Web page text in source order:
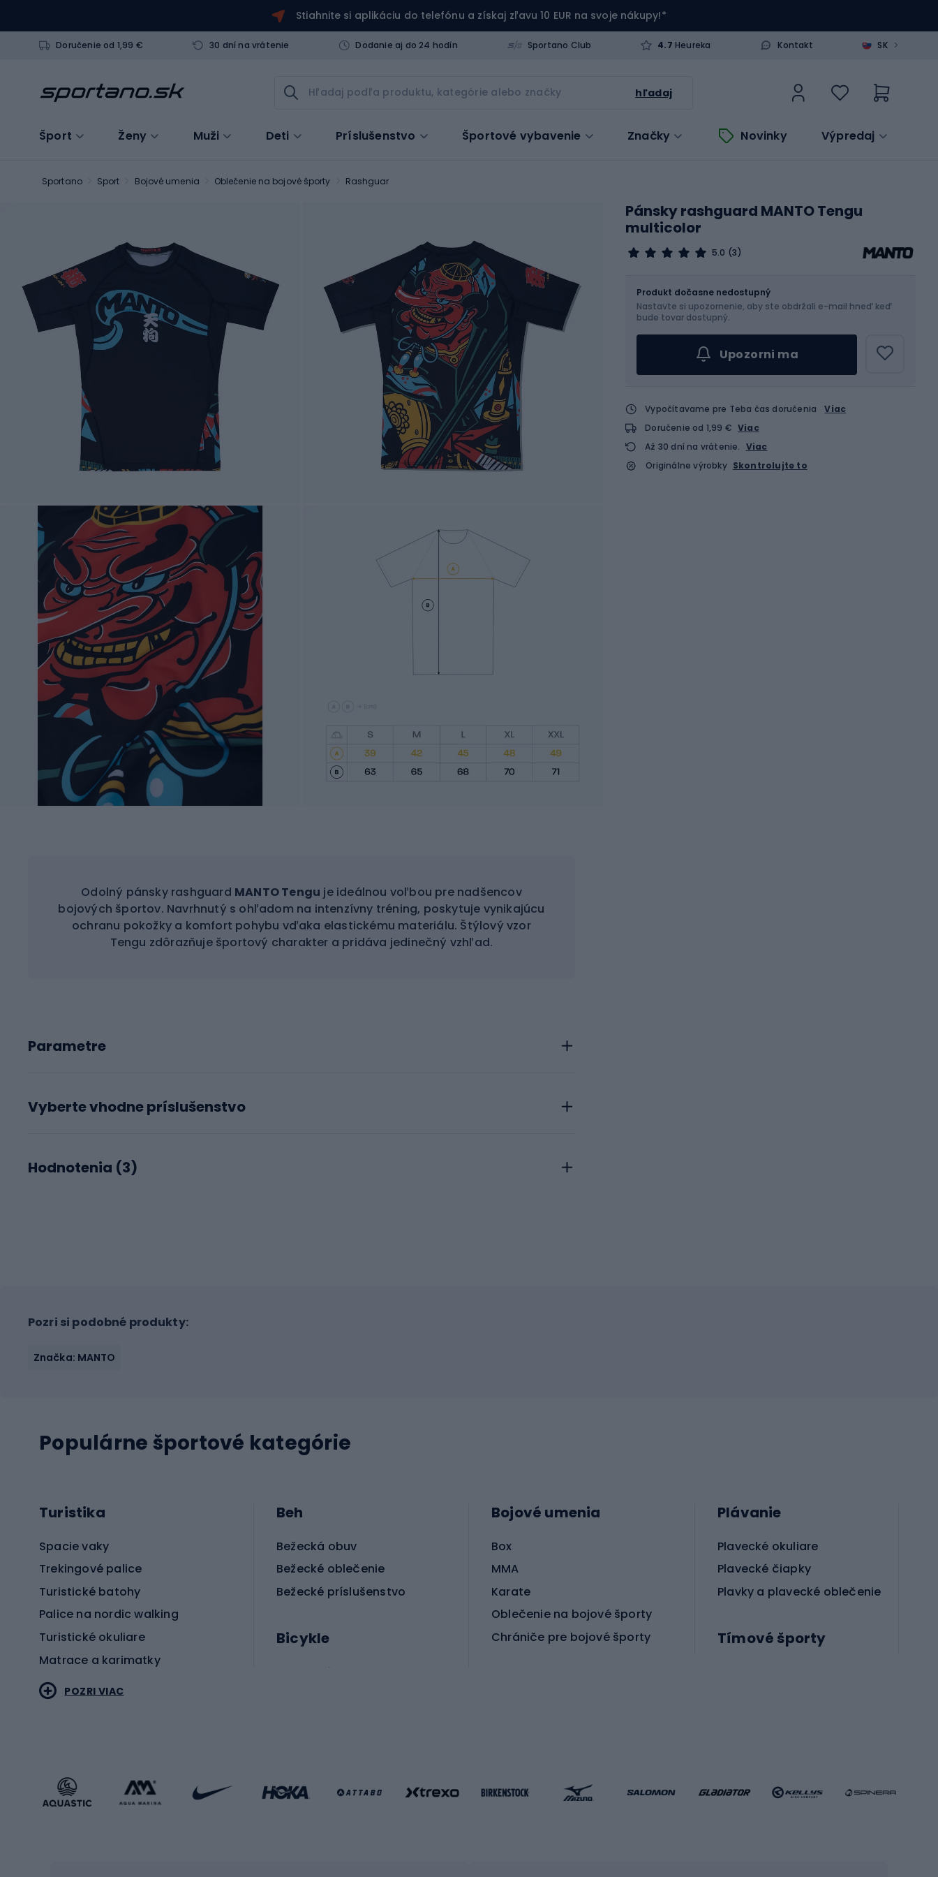
Stiahnite si aplikáciu do telefónu a získaj zľavu 10 EUR na svoje nákupy!*
Doručenie od 1,99 € 30 dní na vrátenie Dodanie aj do 24 hodín Sportano Club 4.7 Heureka Kontakt SK >
hľadaj
Šport Ženy Muži Deti Príslušenstvo Športové vybavenie Značky Novinky Výpredaj
Sportano Sport Bojové umenia Oblečenie na bojové športy Rashguar
Odolný pánsky rashguard MANTO Tengu je ideálnou voľbou pre nadšencov
bojových športov. Navrhnutý s ohľadom na intenzívny tréning, poskytuje vynikajúcu
ochranu pokožky a komfort pohybu vďaka elastickému materiálu. Štýlový vzor
Tengu zdôrazňuje športový charakter a pridáva jedinečný vzhľad.
Parametre
Vyberte vhodne príslušenstvo
Hodnotenia (3)
Pánsky rashguard MANTO Tengu
multicolor
5.0 (3)
Vyber veľkosť...
Produkt dočasne nedostupný
Nastavte si upozornenie, aby ste obdržali e-mail hneď keď
bude tovar dostupný.
Upozorni ma
Vypočítavame pre Teba čas doručenia
Viac
Doručenie od 1,99 € Viac
Až 30 dní na vrátenie. Viac
Originálne výrobky Skontrolujte to
Pozri si podobné produkty:
Značka: MANTO
Populárne športové kategórie
Turistika
Spacie vaky
Trekingové palice
Turistické batohy
Palice na nordic walking
Turistické okuliare
Matrace a karimatky
Príslušenstvo v športovom štýle
Beh
Bežecká obuv
Bežecké oblečenie
Bežecké príslušenstvo
Bicykle
Elektrické bicykle
Bicykle pre deti
Bojové umenia
Box
MMA
Karate
Oblečenie na bojové športy
Chrániče pre bojové športy
Inline korčule
Plávanie
Plavecké okuliare
Plavecké čiapky
Plavky a plavecké oblečenie
Tímové športy
Basketbalové oblečenie
POZRI VIAC